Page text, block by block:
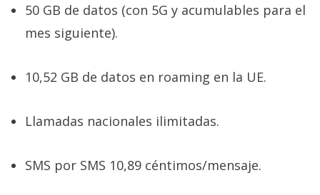
50 GB de datos (con 5G y acumulables para el
mes siguiente).
10,52 GB de datos en roaming en la UE.
Llamadas nacionales ilimitadas.
SMS por SMS 10,89 céntimos/mensaje.